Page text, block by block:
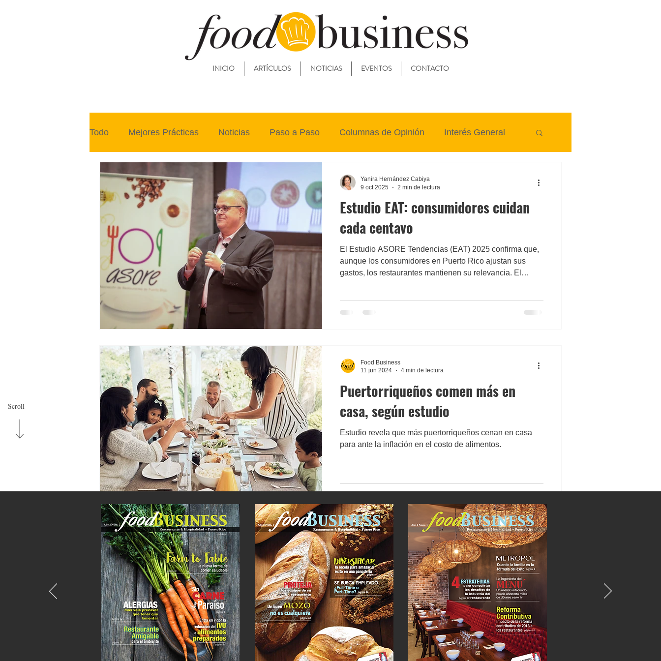
INICIO ARTÍCULOS NOTICIAS EVENTOS CONTACTO
Scroll
Todo Mejores Prácticas Noticias Paso a Paso Columnas de Opinión Interés General
Estudio EAT: consumidores cuidan
cada centavo
El Estudio ASORE Tendencias (EAT) 2025 confirma que,
aunque los consumidores en Puerto Rico ajustan sus
gastos, los restaurantes mantienen su relevancia. El
sus expectativas.
Yanira Hernández Cabiya
9 oct 2025
2 min de lectura
Puertorriqueños comen más en
casa, según estudio
Estudio revela que más puertorriqueños cenan en casa
para ante la inflación en el costo de alimentos.
Food Business
11 jun 2024
4 min de lectura